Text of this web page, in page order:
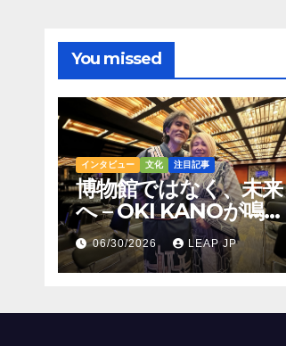
You missed
インタビュー 文化 注目記事
博物館ではなく、未来
へ – OKI KANOが鳴ら
すトンコリの音
06/30/2026 LEAP JP